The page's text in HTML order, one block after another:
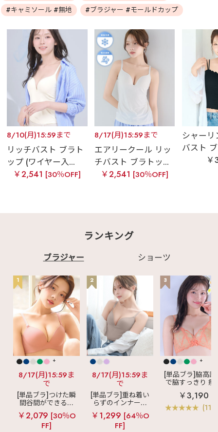
#キャミソール #無地
#ブラジャー #モールドカップ
8/10(月)15:59まで
リッチバスト ブラト
ップ (ワイヤー入...
￥2,541 [30％OFF]
8/17(月)15:59まで
エアリークール リッ
チバスト ブラトッ...
￥2,541 [30％OFF]
シャー
バスト
ランキング
ブラジャー ショーツ
1
+
8/17(月)15:59ま
で
[単品ブラ]つけた瞬
間谷間ができるシ
ームレスブラ
超
盛ブラ(R) シームレ
ス 単品ブラジャー
￥2,079 [30％O
FF]
2
8/17(月)15:59ま
で
[単品ブラ]重ね着い
らずのインナーブ
ラ
リッチバスト
ブラトップ (ワイヤ
ー入り)
￥1,299 [64％O
FF]
3
+
[単品ブラ]脇高設
で脇すっきり 痩
見えブラ
カシ
クールレース脇
ブラ(R) 単品ブラ
ャー
￥3,190